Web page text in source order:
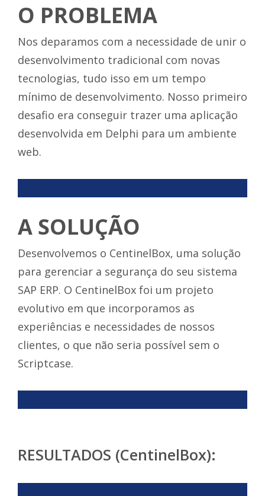
O PROBLEMA
Nos deparamos com a necessidade de unir o
desenvolvimento tradicional com novas
tecnologias, tudo isso em um tempo
mínimo de desenvolvimento. Nosso primeiro
desafio era conseguir trazer uma aplicação
desenvolvida em Delphi para um ambiente
web.
A SOLUÇÃO
Desenvolvemos o CentinelBox, uma solução
para gerenciar a segurança do seu sistema
SAP ERP. O CentinelBox foi um projeto
evolutivo em que incorporamos as
experiências e necessidades de nossos
clientes, o que não seria possível sem o
Scriptcase.
RESULTADOS (CentinelBox):